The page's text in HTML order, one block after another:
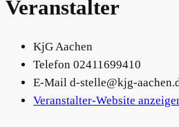
Veranstalter
KjG Aachen
Telefon 02411699410
E-Mail d-stelle@kjg-
Veranstalter-Website